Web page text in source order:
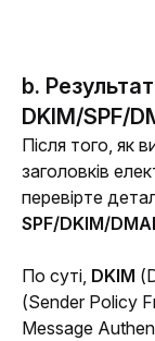
b.
DKIM/SPF/
Після того, як
заголовків
SPF/DKIM/
По суті, DKIM (
(Sender Policy
Message